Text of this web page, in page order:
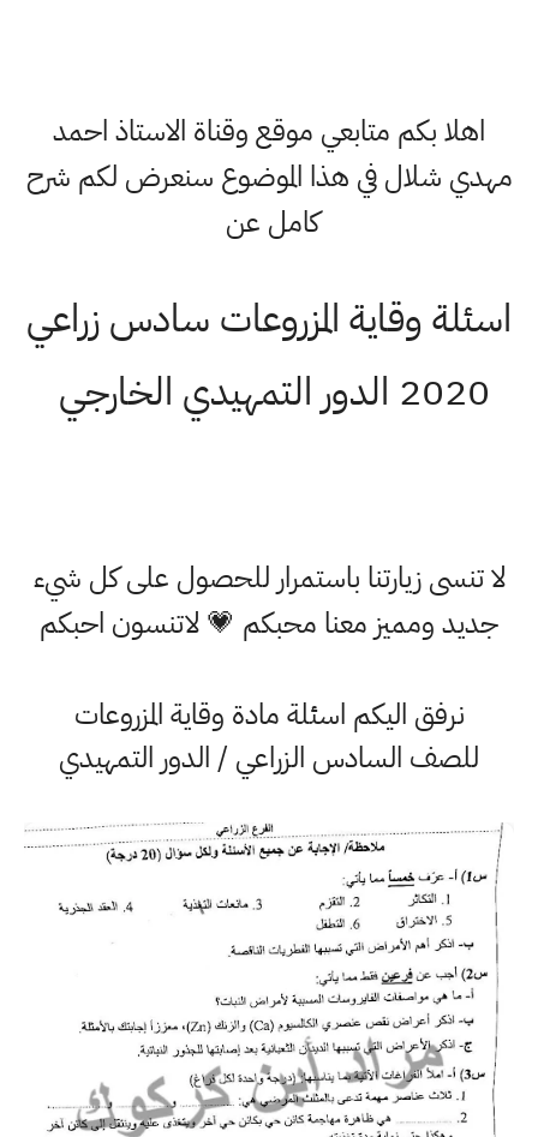
اهلا بكم متابعي موقع وقناة الاستاذ احمد
شلال في هذا الموضوع سنعرض لكم شرح
كامل عن
وقاية المزروعات سادس زراعي
2020 الدور التمهيدي الخارجي
تنسى زيارتنا باستمرار للحصول على كل شيء
ومميز معنا محبكم 💗 لاتنسون احبكم
نرفق اليكم اسئلة مادة وقاية المزروعات
للصف السادس الزراعي / الدور التمهيدي